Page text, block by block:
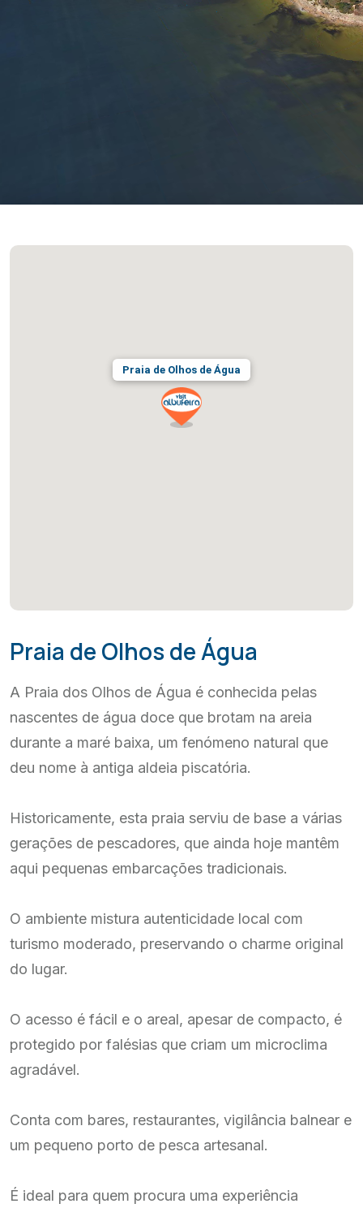
Praia de Olhos de Água
Praia de Olhos de Água
A Praia dos Olhos de Água é conhecida pelas
nascentes de água doce que brotam na areia
durante a maré baixa, um fenómeno natural que
deu nome à antiga aldeia piscatória.
Historicamente, esta praia serviu de base a várias
gerações de pescadores, que ainda hoje mantêm
aqui pequenas embarcações tradicionais.
O ambiente mistura autenticidade local com
turismo moderado, preservando o charme original
do lugar.
O acesso é fácil e o areal, apesar de compacto, é
protegido por falésias que criam um microclima
agradável.
Conta com bares, restaurantes, vigilância balnear e
um pequeno porto de pesca artesanal.
É ideal para quem procura uma experiência